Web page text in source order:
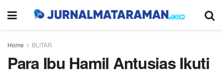
Home BLITAR
Para Ibu Hamil Antusias Ikuti